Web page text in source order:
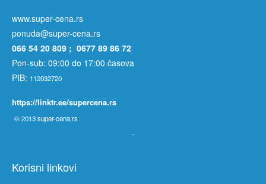
www.super-cena.rs
ponuda@super-cena.rs
066 54 20 809 ; 0677 89 86 72
Pon-sub: 09:00 do 17:00 časova
PIB: 112032720
https://linktr.ee/supercena.rs
© 2013super-cena.rs
Korisni linkovi